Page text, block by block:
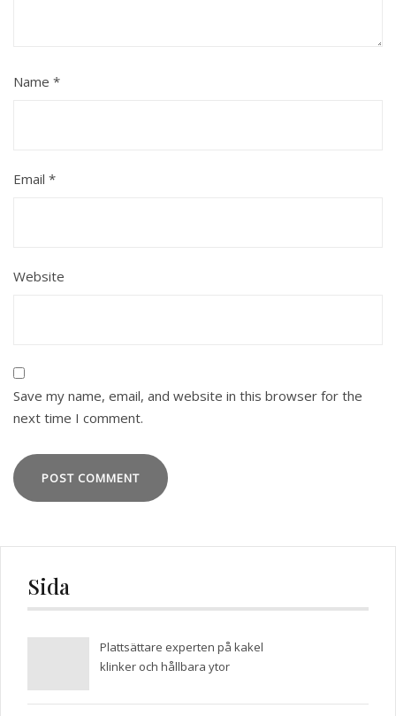
Name *
Email *
Website
Save my name, email, and website in this browser for the
next time I comment.
Sida
Plattsättare experten på kakel
klinker och hållbara ytor